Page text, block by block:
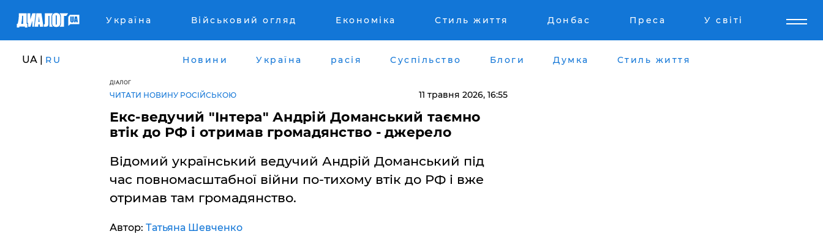
Україна Військовий огляд Економіка Стиль життя Донбас Преса У світі
UA | RU Новини Україна расія Суспільство Блоги Думка Стиль життя
ДІАЛОГ
ЧИТАТИ НОВИНУ РОСІЙСЬКОЮ 11 травня 2026, 16:55
​Екс-ведучий "Інтера" Андрій Доманський таємно
втік до РФ і отримав громадянство - джерело
Відомий український ведучий Андрій Доманський під
час повномасштабної війни по-тихому втік до РФ і вже
отримав там громадянство.
Автор: Татьяна Шевченко